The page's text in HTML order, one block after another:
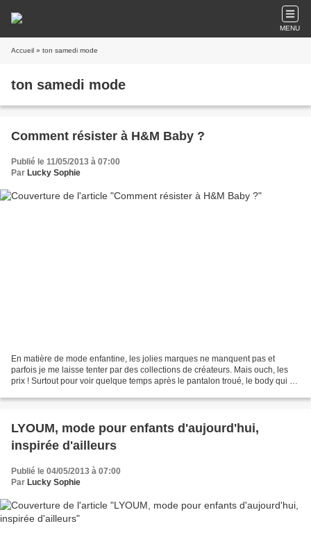
MENU
Accueil » ton samedi mode
ton samedi mode
Comment résister à H&M Baby ?
Publié le 11/05/2013 à 07:00
Par Lucky Sophie
En matière de mode enfantine, les jolies marques ne manquent pas et
parfois je me laisse tenter par des collections de créateurs. Mais ouch, les
prix ! Surtout pour voir quelque temps après le pantalon troué, le body qui a
LYOUM, mode pour enfants d'aujourd'hui,
inspirée d'ailleurs
Publié le 04/05/2013 à 07:00
Par Lucky Sophie